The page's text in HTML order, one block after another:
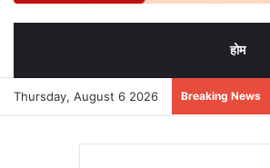
होम
Thursday, August 6 2026 Breaking News